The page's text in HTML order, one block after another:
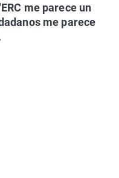
me parece un
me parece